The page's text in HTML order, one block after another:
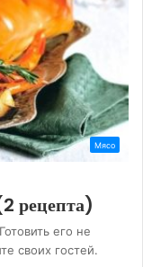
Мясо
рецепта)
его не
своих гостей.